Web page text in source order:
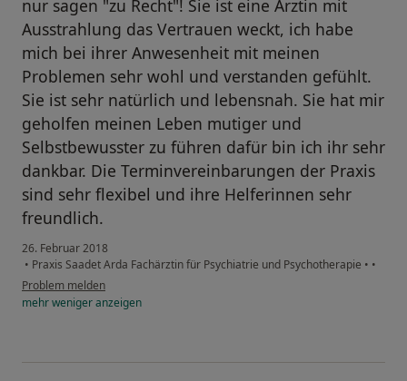
nur sagen "zu Recht"! Sie ist eine Ärztin mit
Ausstrahlung das Vertrauen weckt, ich habe
mich bei ihrer Anwesenheit mit meinen
Problemen sehr wohl und verstanden gefühlt.
Sie ist sehr natürlich und lebensnah. Sie hat mir
geholfen meinen Leben mutiger und
Selbstbewusster zu führen dafür bin ich ihr sehr
dankbar. Die Terminvereinbarungen der Praxis
sind sehr flexibel und ihre Helferinnen sehr
freundlich.
26. Februar 2018
• Praxis Saadet Arda Fachärztin für Psychiatrie und Psychotherapie • •
Problem melden
mehrwenigeranzeigen